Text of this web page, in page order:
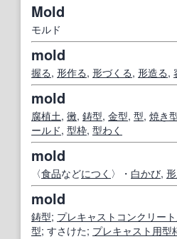
Mold
モルド
mold
握る, 形作る, 形づくる, 形造る,
mold
腐植土, 黴, 鋳型, 金型, 型, 焼き
ールド, 型枠, 型わく
mold
〈食品などにつく 〉・ 白かび,
mold
鋳型; プレキャストコンクリート
型; すさけた; プレキャスト 用型